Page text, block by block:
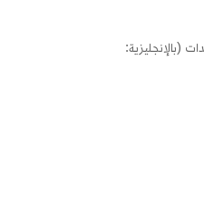
(بالإنجليزية: